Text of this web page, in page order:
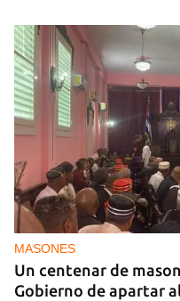
MASONES
Un centenar de
Gobierno de apartar